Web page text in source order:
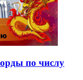
по числу